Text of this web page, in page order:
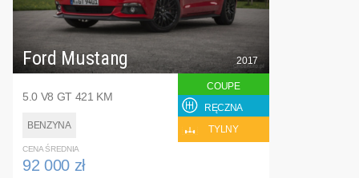
Ford Mustang
5.0 V8 GT 421 KM
BENZYNA
2017
COUPE
RĘCZNA
TYLNY
CENA ŚREDNIA
92 000 zł